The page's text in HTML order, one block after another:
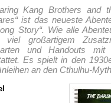
Kang Brothers and
ist das neueste
Story“. Wie alle
großartigem
und Handouts mit
Es spielt in den
an den Cthulhu-